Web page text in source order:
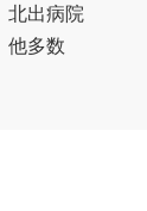
北出病院
他多数